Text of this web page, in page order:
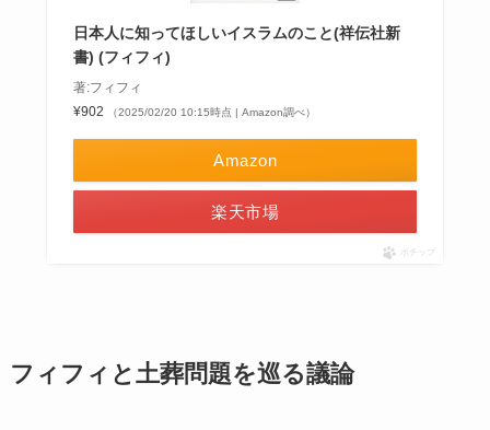
日本人に知ってほしいイスラムのこと(祥伝社新
書) (フィフィ)
著:フィフィ
¥902
（2025/02/20 10:15時点 | Amazon調べ）
Amazon
楽天市場
ポチップ
フィフィと土葬問題を巡る議論